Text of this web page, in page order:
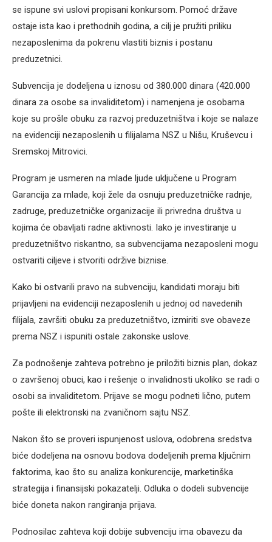
se ispune svi uslovi propisani konkursom. Pomoć države
ostaje ista kao i prethodnih godina, a cilj je pružiti priliku
nezaposlenima da pokrenu vlastiti biznis i postanu
preduzetnici.
Subvencija je dodeljena u iznosu od 380.000 dinara (420.000
dinara za osobe sa invaliditetom) i namenjena je osobama
koje su prošle obuku za razvoj preduzetništva i koje se nalaze
na evidenciji nezaposlenih u filijalama NSZ u Nišu, Kruševcu i
Sremskoj Mitrovici.
Program je usmeren na mlade ljude uključene u Program
Garancija za mlade, koji žele da osnuju preduzetničke radnje,
zadruge, preduzetničke organizacije ili privredna društva u
kojima će obavljati radne aktivnosti. Iako je investiranje u
preduzetništvo riskantno, sa subvencijama nezaposleni mogu
ostvariti ciljeve i stvoriti održive biznise.
Kako bi ostvarili pravo na subvenciju, kandidati moraju biti
prijavljeni na evidenciji nezaposlenih u jednoj od navedenih
filijala, završiti obuku za preduzetništvo, izmiriti sve obaveze
prema NSZ i ispuniti ostale zakonske uslove.
Za podnošenje zahteva potrebno je priložiti biznis plan, dokaz
o završenoj obuci, kao i rešenje o invalidnosti ukoliko se radi o
osobi sa invaliditetom. Prijave se mogu podneti lično, putem
pošte ili elektronski na zvaničnom sajtu NSZ.
Nakon što se proveri ispunjenost uslova, odobrena sredstva
biće dodeljena na osnovu bodova dodeljenih prema ključnim
faktorima, kao što su analiza konkurencije, marketinška
strategija i finansijski pokazatelji. Odluka o dodeli subvencije
biće doneta nakon rangiranja prijava.
Podnosilac zahteva koji dobije subvenciju ima obavezu da